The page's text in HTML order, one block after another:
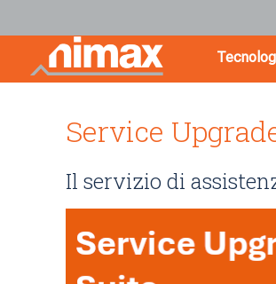
Service
Il servizio di